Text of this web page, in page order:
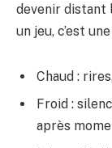
devenir distant
un jeu, c’est
Chaud :
Froid :
après